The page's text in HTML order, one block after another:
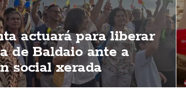
actuará para liberar
de Baldaio ante a
social xerada